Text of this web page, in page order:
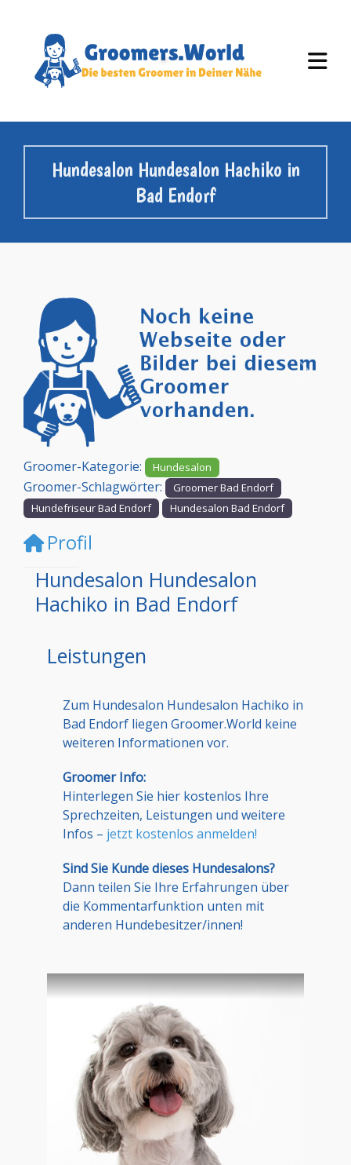
Hundesalon Hundesalon Hachiko in
Bad Endorf
Vorheriges
Groomer-Kategorie: Hundesalon
Groomer-Schlagwörter:
Groomer Bad Endorf
Hundefriseur Bad Endorf
Hundesalon Bad Endorf
Profil
Hundesalon Hundesalon
Hachiko in Bad Endorf
Leistungen
Zum Hundesalon Hundesalon Hachiko in
Bad Endorf liegen Groomer.World keine
weiteren Informationen vor.
Groomer Info:
Hinterlegen Sie hier kostenlos Ihre
Sprechzeiten, Leistungen und weitere
Infos – jetzt kostenlos anmelden!
Sind Sie Kunde dieses Hundesalons?
Dann teilen Sie Ihre Erfahrungen über
die Kommentarfunktion unten mit
anderen Hundebesitzer/innen!